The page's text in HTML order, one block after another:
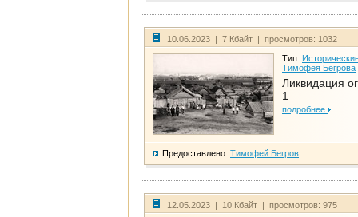
10.06.2023 | 7 Кбайт | просмотров: 1032
Тип:
Тимофея Бегрова
Ликвидация
1
подробнее
Предоставлено: Тимофей Бегров
12.05.2023 | 10 Кбайт | просмотров: 975